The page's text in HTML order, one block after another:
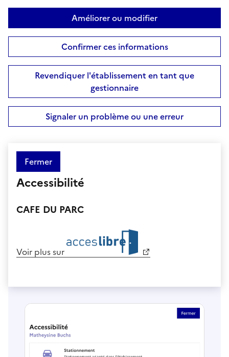
Améliorer ou modifier
Confirmer ces informations
Revendiquer l'établissement en tant que
gestionnaire
Signaler un problème ou une erreur
Fermer
Accessibilité
CAFE DU PARC
Voir plus sur